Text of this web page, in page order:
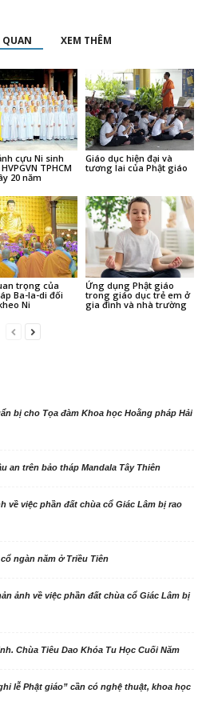
QUAN XEM THÊM
cựu Ni sinh
TPHCM
20 năm
Giáo dục hiện đại và
tương lai của Phật giáo
trọng của
Ba-la-di đối
Ni
Ứng dụng Phật giáo
trong giáo dục trẻ em ở
gia đình và nhà trường
bị cho Tọa đàm Khoa học Hoằng pháp Hải
an trên bảo tháp Mandala Tây Thiên
về việc phần đất chùa cổ Giác Lâm bị rao
ngàn năm ở Triều Tiên
ảnh về việc phần đất chùa cổ Giác Lâm bị
Chùa Tiêu Dao Khóa Tu Học Cuối Năm
lễ Phật giáo” cần có nghệ thuật, khoa học